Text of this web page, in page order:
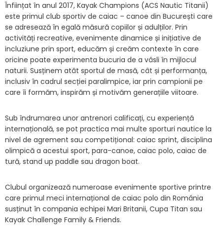
Înființat în anul 2017, Kayak Champions (ACS Nautic Titanii)
este primul club sportiv de caiac – canoe din București care
se adresează în egală măsură copiilor și adulților. Prin
activități recreative, evenimente dinamice și inițiative de
incluziune prin sport, educăm și creăm contexte în care
oricine poate experimenta bucuria de a vâsli în mijlocul
naturii. Susținem atât sportul de masă, cât și performanța,
inclusiv în cadrul secției paralimpice, iar prin campionii pe
care îi formăm, inspirăm și motivăm generațiile viitoare.
Sub îndrumarea unor antrenori calificați, cu experiență
internațională, se pot practica mai multe sporturi nautice la
nivel de agrement sau competițional: caiac sprint, disciplina
olimpică a acestui sport, para-canoe, caiac polo, caiac de
tură, stand up paddle sau dragon boat.
Clubul organizează numeroase evenimente sportive printre
care primul meci internațional de caiac polo din România
susținut în compania echipei Mari Britanii, Cupa Titan sau
Kayak Challenge Family & Friends.